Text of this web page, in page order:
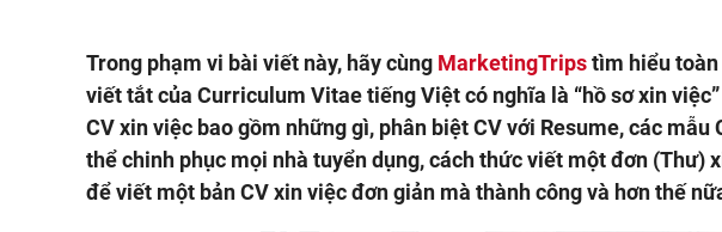
Trong phạm vi bài viết này, hãy cùng MarketingTripstìm hiểu
viết tắt của Curriculum Vitae tiếng Việt có nghĩa là “hồ sơ xin việc”
CV xin việc bao gồm những gì, phân biệt CV với Resume, các
thể chinh phục mọi nhà tuyển dụng, cách thức viết một đơn (Thư)
để viết một bản CV xin việc đơn giản mà thành công và hơn thế